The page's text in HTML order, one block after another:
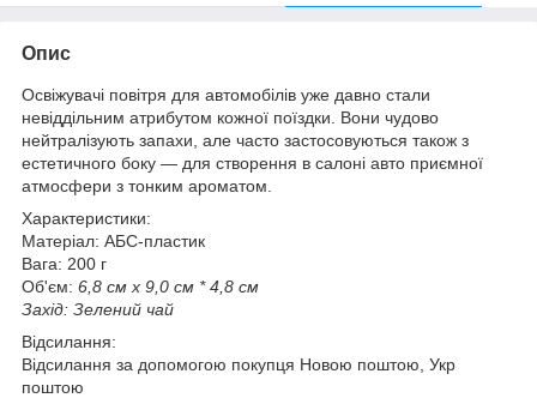
Опис
Освіжувачі повітря для автомобілів уже давно стали
невіддільним атрибутом кожної поїздки. Вони чудово
нейтралізують запахи, але часто застосовуються також з
естетичного боку — для створення в салоні авто приємної
атмосфери з тонким ароматом.
Характеристики:
Матеріал: АБС-пластик
Вага: 200 г
Об'єм: 6,8 см х 9,0 см * 4,8 см
Захід: Зелений чай
Відсилання:
Відсилання за допомогою покупця Новою поштою, Укр
поштою